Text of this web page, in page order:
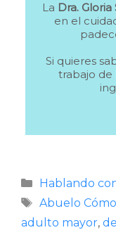
La Dra. Gloria
en el
Si quieres
trabajo de
Categorías
Hablando
Etiquetas
Abuelo
adulto mayor,